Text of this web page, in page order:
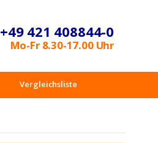
+49 421 408844-0
Mo-Fr 8.30-17.00 Uhr
Vergleichsliste